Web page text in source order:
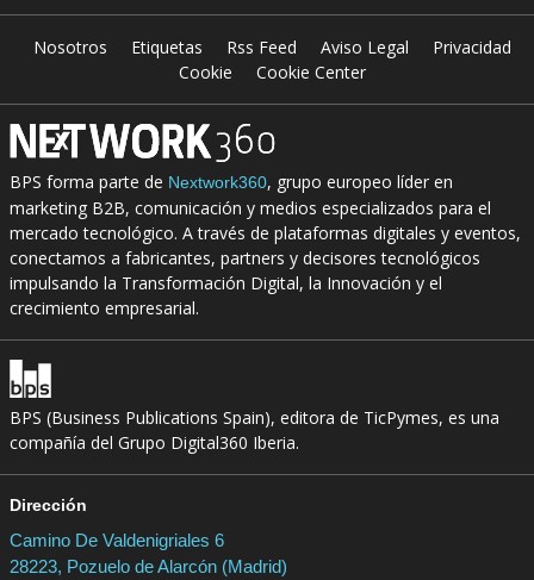
Nosotros Etiquetas Rss Feed Aviso Legal
Privacidad
Cookie
Cookie Center
BPS forma parte de Nextwork360, grupo europeo líder en
marketing B2B, comunicación y medios especializados para el
mercado tecnológico. A través de plataformas digitales y eventos,
conectamos a fabricantes, partners y decisores tecnológicos
impulsando la Transformación Digital, la Innovación y el
crecimiento empresarial.
BPS (Business Publications Spain), editora de TicPymes, es una
compañía del Grupo Digital360 Iberia.
Dirección
Camino De Valdenigriales 6
28223, Pozuelo de Alarcón (Madrid)